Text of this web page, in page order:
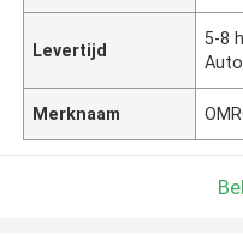
Levertijd
5-8
Merknaam